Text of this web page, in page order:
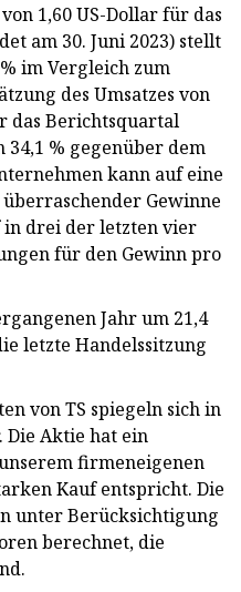
1,60 US-Dollar für das
am 30. Juni 2023) stellt
im Vergleich zum
des Umsatzes von
das Berichtsquartal
34,1 % gegenüber dem
kann auf eine
Gewinne
drei der letzten vier
für den Gewinn pro
Jahr um 21,4
letzte Handelssitzung
von TS spiegeln sich in
Die Aktie hat ein
firmeneigenen
Kauf entspricht. Die
unter Berücksichtigung
berechnet, die